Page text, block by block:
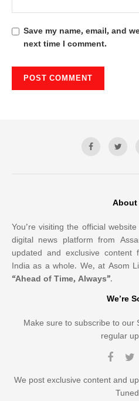
Save my name, email, and
next time I comment.
About
You’re visiting the official
digital news platform from
updated and exclusive content
India as a whole. We, at Asom
“Ahead of Time, Always”.
We’re
Make sure to subscribe to our
regular
We post exclusive content and